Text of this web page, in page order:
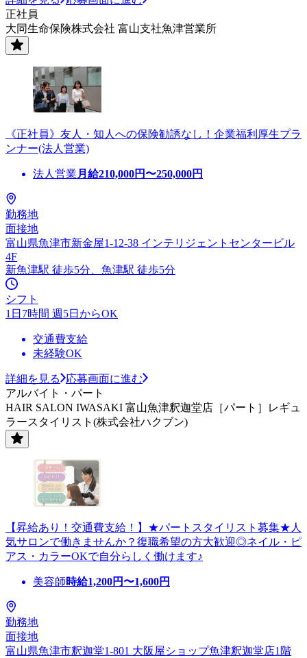
正社員
大同生命保険株式会社 富山支社魚津営業所
《正社員》友人・知人への保険勧誘なし！企業福利厚生プラ
ンナー(法人営業)
法人営業 月給210,000円〜250,000円
勤務地
面接地
富山県魚津市新金屋1-12-38 インテリジェントセンタービル
4F
新魚津駅 徒歩5分、魚津駅 徒歩5分
シフト
1日7時間 週5日からOK
交通費支給
未経験OK
詳細を見る
応募画面に進む
アルバイト・パート
HAIR SALON IWASAKI 富山魚津釈迦堂店［パート］レギュ
ラースタイリスト(株式会社ハクブン)
【昇給あり！交通費支給！】★パートスタイリスト募集★人
気サロンで働きませんか？復職希望の方大歓迎◎ネイル・ピ
アス・カラーOKで自分らしく働けます♪
美容師時給1,200円〜1,600円
勤務地
面接地
富山県魚津市釈迦堂1-801 大阪屋ショップ魚津釈迦堂店1階